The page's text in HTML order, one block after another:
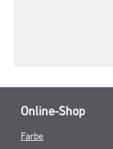
Online-Shop
Farbe